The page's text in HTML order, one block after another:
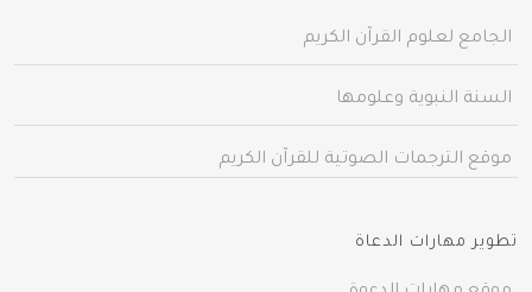
الجامع لعلوم القرآن الكريم
السنة النبوية وعلومها
موقع الترجمات الصوتية للقرآن الكريم
تطوير مهارات الدعاة